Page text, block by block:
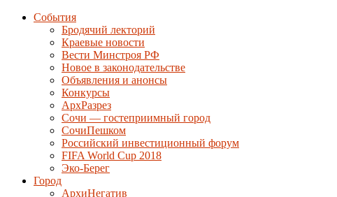
События
Бродячий лекторий
Краевые новости
Вести Минстроя РФ
Новое в законодательстве
Объявления и анонсы
Конкурсы
АрхРазрез
Сочи — гостеприимный город
СочиПешком
Российский инвестиционный форум
FIFA World Cup 2018
Эко-Берег
Город
АрхиНегатив